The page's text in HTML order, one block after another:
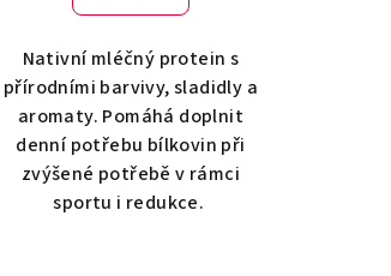
Nativní mléčný protein s
přírodními barvivy, sladidly a
aromaty. Pomáhá doplnit
denní potřebu bílkovin při
zvýšené potřebě v rámci
sportu i redukce.